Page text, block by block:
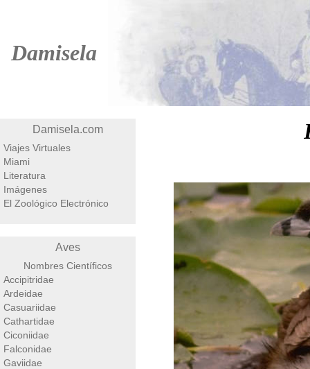
Damisela
Damisela.com
Viajes Virtuales
Miami
Literatura
Imágenes
El Zoológico Electrónico
Aves
Nombres Científicos
Accipitridae
Ardeidae
Casuariidae
Cathartidae
Ciconiidae
Falconidae
Gaviidae